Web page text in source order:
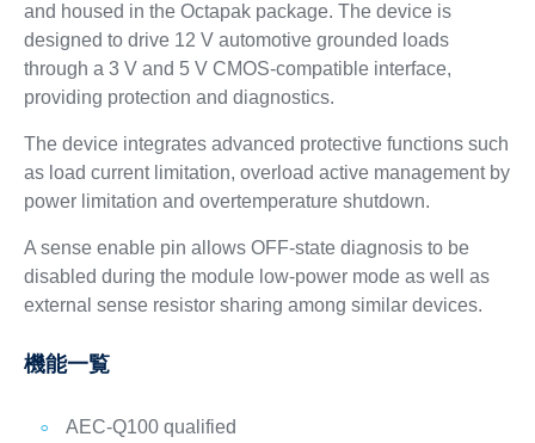
and housed in the Octapak package. The device is
designed to drive 12 V automotive grounded loads
through a 3 V and 5 V CMOS-compatible interface,
providing protection and diagnostics.
The device integrates advanced protective functions such
as load current limitation, overload active management by
power limitation and overtemperature shutdown.
A sense enable pin allows OFF-state diagnosis to be
disabled during the module low-power mode as well as
external sense resistor sharing among similar devices.
機能一覧
AEC-Q100 qualified